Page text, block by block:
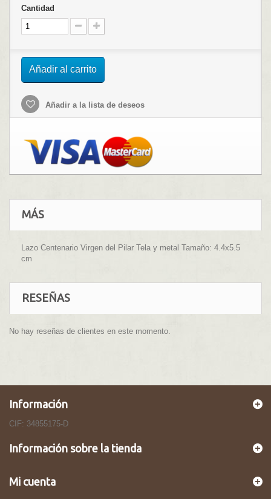
Cantidad
Añadir al carrito
Añadir a la lista de deseos
MÁS
Lazo Centenario Virgen del Pilar Tela y metal Tamaño: 4.4x5.5
cm
RESEÑAS
No hay reseñas de clientes en este momento.
Información
CIF: 34855175-D
Información sobre la tienda
Mi cuenta